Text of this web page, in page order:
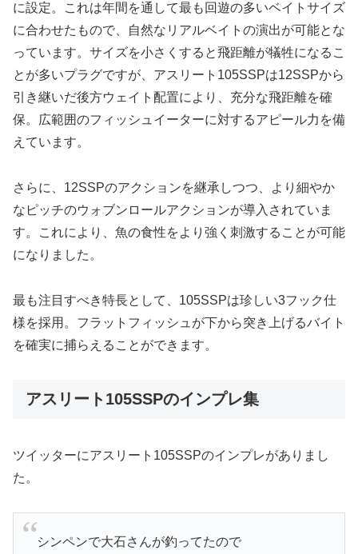
に設定。これは年間を通して最も回遊の多いベイトサイズ
に合わせたもので、自然なリアルベイトの演出が可能とな
っています。サイズを小さくすると飛距離が犠牲になるこ
とが多いプラグですが、アスリート105SSPは12SSPから
引き継いだ後方ウェイト配置により、充分な飛距離を確
保。広範囲のフィッシュイーターに対するアピール力を備
えています。
さらに、12SSPのアクションを継承しつつ、より細やか
なピッチのウォブンロールアクションが導入されていま
す。これにより、魚の食性をより強く刺激することが可能
になりました。
最も注目すべき特長として、105SSPは珍しい3フック仕
様を採用。フラットフィッシュが下から突き上げるバイト
を確実に捕らえることができます。
アスリート105SSPのインプレ集
ツイッターにアスリート105SSPのインプレがありまし
た。
シンペンで大石さんが釣ってたので